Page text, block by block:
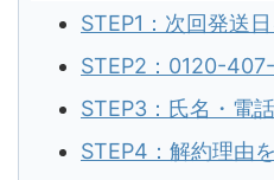
STEP1：次回発送
STEP2：0120-
STEP3：氏名・電
STEP4：解約理由